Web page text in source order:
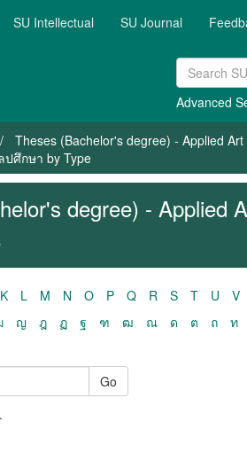
SU Intellectual SU Journal
Advanced
Theses (Bachelor's degree) - Applied
ปศึกษา by Type
degree) -
K L M N O P Q R S T U V
ญ ฎ ฏ ฐ ฑ ฒ ณ ด ต ถ ท
Go